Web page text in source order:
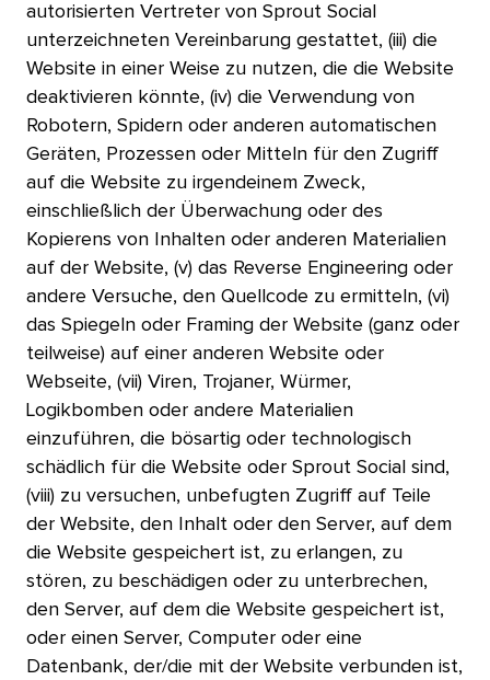
autorisierten Vertreter von Sprout Social
unterzeichneten Vereinbarung gestattet, (iii) die
Website in einer Weise zu nutzen, die die Website
deaktivieren könnte, (iv) die Verwendung von
Robotern, Spidern oder anderen automatischen
Geräten, Prozessen oder Mitteln für den Zugriff
auf die Website zu irgendeinem Zweck,
einschließlich der Überwachung oder des
Kopierens von Inhalten oder anderen Materialien
auf der Website, (v) das Reverse Engineering oder
andere Versuche, den Quellcode zu ermitteln, (vi)
das Spiegeln oder Framing der Website (ganz oder
teilweise) auf einer anderen Website oder
Webseite, (vii) Viren, Trojaner, Würmer,
Logikbomben oder andere Materialien
einzuführen, die bösartig oder technologisch
schädlich für die Website oder Sprout Social sind,
(viii) zu versuchen, unbefugten Zugriff auf Teile
der Website, den Inhalt oder den Server, auf dem
die Website gespeichert ist, zu erlangen, zu
stören, zu beschädigen oder zu unterbrechen,
den Server, auf dem die Website gespeichert ist,
oder einen Server, Computer oder eine
Datenbank, der/die mit der Website verbunden ist,